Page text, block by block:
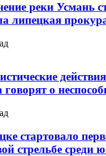
реки Усмань
липецкая
о
стартовало
стрельбе среди